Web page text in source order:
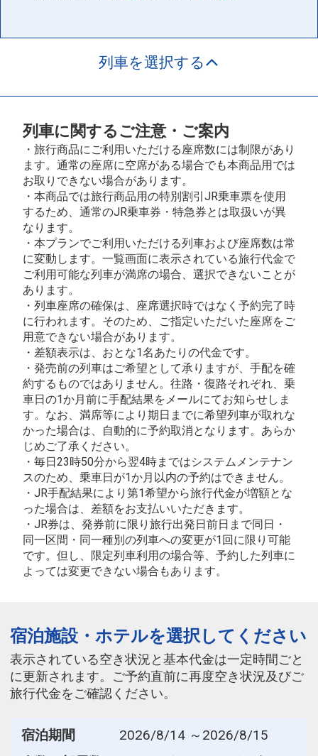
列車を選択する
列車に関するご注意・ご案内
・旅行商品にご利用いただける座席数には制限があり
ます。通常の座席に空席がある場合でも本商品用では
お取りできない場合があります。
・本商品では旅行商品用の特別割引JR乗車票を使用
するため、通常のJR乗車券・特急券とは取扱いが異
なります。
・本プランでご利用いただける列車および座席数は常
に変動します。一覧画面に表示されている旅行代金で
ご利用可能な列車が満席の場合、選択できないことが
あります。
・列車座席の確保は、座席選択時ではなく予約完了時
に行われます。そのため、ご指定いただいた座席をご
用意できない場合があります。
・差額表示は、おとな1名あたりの代金です。
・発売前の列車はご希望として承りますが、手配を確
約するものではありません。往路・復路それぞれ、乗
車日の1か月前に手配結果をメールにてお知らせしま
す。なお、満席等により期日までに希望列車が取れな
かった場合は、自動的に予約取消となります。あらか
じめご了承ください。
・毎日23時50分から翌4時まではシステムメンテナン
スのため、乗車日が1か月以内の予約はできません。
・JR手配結果により第1希望から旅行代金が増額とな
った場合は、差額をお支払いいただきます。
・JR券は、発券前に限り旅行出発日前日まで同日・
同一区間・同一種別の列車への変更が1回に限り可能
です。但し、限定列車利用の場合等、予約した列車に
よっては変更できない場合もあります。
宿泊施設・ホテルを選択してください
表示されている空き状況と基本代金は一定時間ごと
に更新されます。ご予約直前に再度空き状況及びご
旅行代金をご確認ください。
宿泊期間
2026/8/14 ～2026/8/15